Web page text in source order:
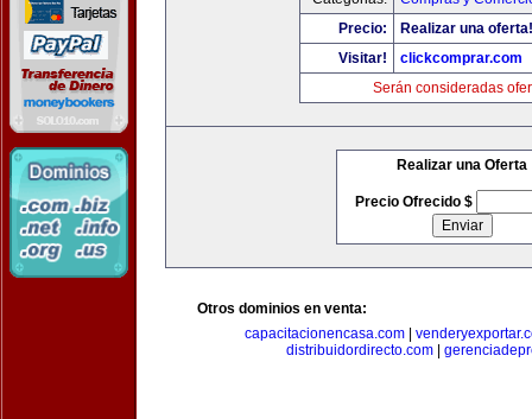
Precio:
Realizar una oferta!
Visitar!
clickcomprar.com
Serán consideradas
Realizar una Oferta
Precio Ofrecido $
Otros dominios en venta:
capacitacionencasa.com|
distribuidordirecto.com